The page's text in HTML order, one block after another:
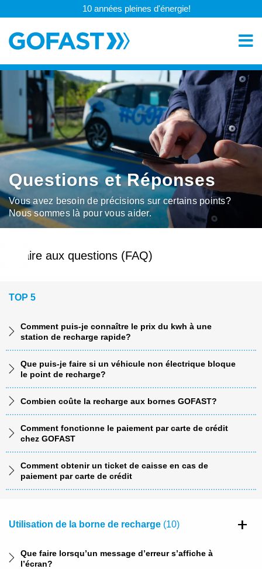
10 années pleines d'énergie!
Questions et Réponses
Vous avez besoin de précisions sur certains points?
Nous sommes là pour vous aider.
Faire aux questions (FAQ)
#ABC de la recharge rapide #Devenir partenaire
TOP 5
Comment puis-je connaître le prix du kwh à une
station de recharge rapide?
Que puis-je faire si un véhicule non électrique bloque
le point de recharge?
Combien coûte la recharge aux bornes GOFAST?
Comment fonctionne le paiement par carte de crédit
chez GOFAST
Comment obtenir un ticket de caisse en cas de
paiement par carte de crédit
Utilisation de la borne de recharge (10)
Que faire lorsqu’un message d’erreur s’affiche à
l’écran?